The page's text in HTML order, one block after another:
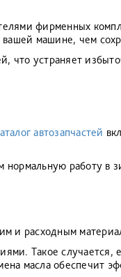
фирменных
машине, чем
что устраняет
автозапчастей
работу
и расходным
Такое случается,
масла обеспечит